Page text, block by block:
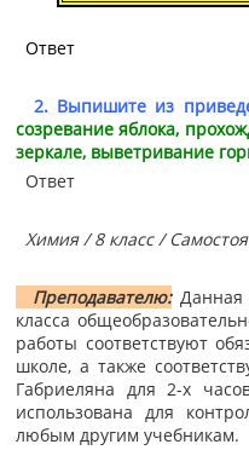
Ответ
2. Выпишите из
созревание яблока,
зеркале, выветривание
Ответ
Химия / 8 класс /
Преподавателю:Данная
класса
работы соответствуют
школе, а также
Габриеляна для 2-х
использована для
любым другим учебникам.